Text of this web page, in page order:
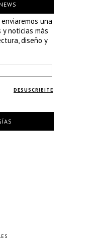
una
noticias más
diseño y
DESUSCRIBITE